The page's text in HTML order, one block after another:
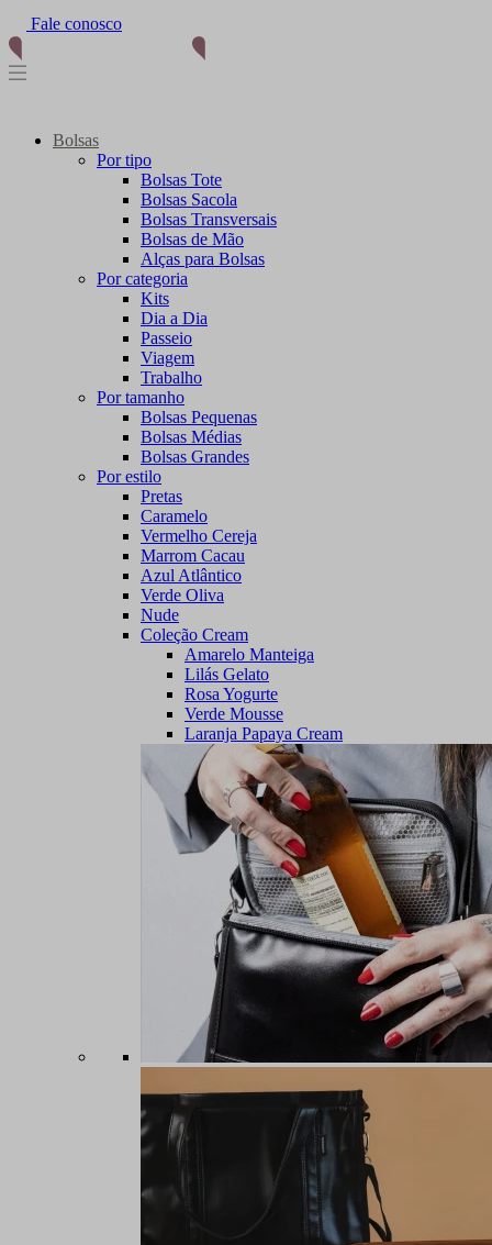
Fale conosco
Bolsas
Por tipo
Bolsas Tote
Bolsas Sacola
Bolsas Transversais
Bolsas de Mão
Alças para Bolsas
Por categoria
Kits
Dia a Dia
Passeio
Viagem
Trabalho
Por tamanho
Bolsas Pequenas
Bolsas Médias
Bolsas Grandes
Por estilo
Pretas
Caramelo
Vermelho Cereja
Marrom Cacau
Azul Atlântico
Verde Oliva
Nude
Coleção Cream
Amarelo Manteiga
Lilás Gelato
Rosa Yogurte
Verde Mousse
Laranja Papaya Cream